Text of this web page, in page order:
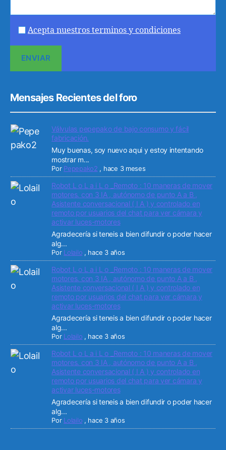
Acepta nuestros terminos y condiciones
Mensajes Recientes del foro
Válvulas pepepako de bajo consumo y fácil
fabricación.
Muy buenas, soy nuevo aqui y estoy intentando
mostrar m...
Por Pepepako2 , hace 3 meses
Robot L o L a i L o _Remoto : 10 maneras de mover
motores. con 3 IA , autónomo de punto A a B ,
Asistente conversacional ( I A ) y controlado en
remoto por usuarios del chat para ver cámara y
activar luces-motores
Agradecería si teneis a bien difundir o poder hacer
alg...
Por Lolailo , hace 3 años
Robot L o L a i L o _Remoto : 10 maneras de mover
motores. con 3 IA , autónomo de punto A a B ,
Asistente conversacional ( I A ) y controlado en
remoto por usuarios del chat para ver cámara y
activar luces-motores
Agradecería si teneis a bien difundir o poder hacer
alg...
Por Lolailo , hace 3 años
Robot L o L a i L o _Remoto : 10 maneras de mover
motores. con 3 IA , autónomo de punto A a B ,
Asistente conversacional ( I A ) y controlado en
remoto por usuarios del chat para ver cámara y
activar luces-motores
Agradecería si teneis a bien difundir o poder hacer
alg...
Por Lolailo , hace 3 años